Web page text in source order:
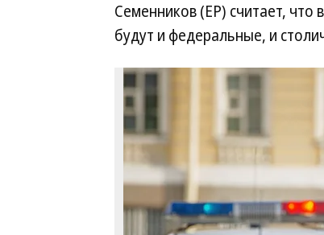
Семенников (ЕР) считает,
будут и федеральные, и